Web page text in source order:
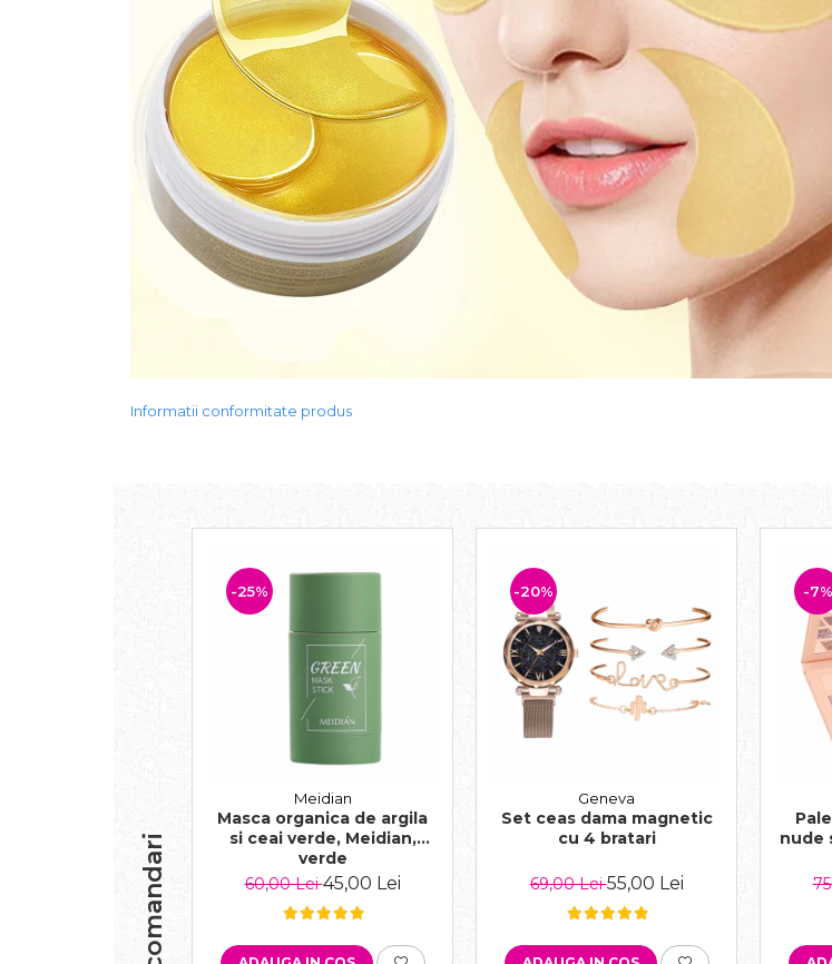
Informatii conformitate produs
Recomandari
-25%
Meidian
Masca organica de argila
si ceai verde, Meidian,
verde
60,00 Lei45,00 Lei
-20%
Geneva
Set ceas dama magnetic
cu 4 bratari
69,00 Lei55,00 Lei
-7%
nude